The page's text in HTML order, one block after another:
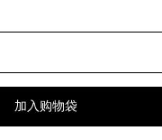
加入购物袋